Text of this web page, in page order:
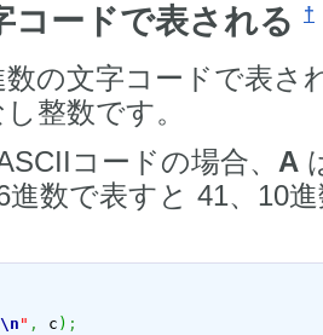
コードで表される †
数の文字コードで表さ
整数です。
コードの場合、 A
進数で表すと 41、10
\n " , c ) ;